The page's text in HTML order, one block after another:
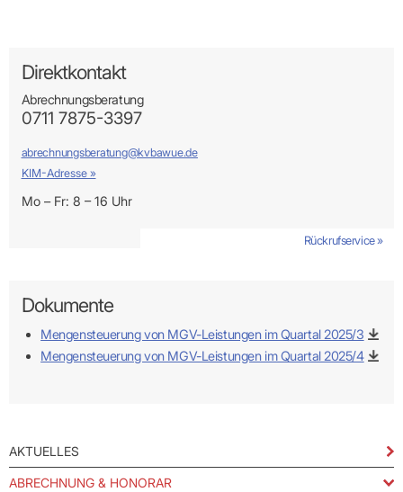
AKTUELLES
ABRECHNUNG & HONORAR
Direktkontakt
Abrechnungsberatung
0711 7875-3397
abrechnungsberatung@kvbawue.de
Wichtig:Damit Nachrichten bei einem KIM-Adressaten
übermittelt werden (funktioniert nicht aus dem freien Internet).
KIM-Adresse »
Mo – Fr: 8 – 16 Uhr
Rückrufservice »
Dokumente
Mengensteuerung von MGV-Leistungen im Quartal 2025/3
Mengensteuerung von MGV-Leistungen im Quartal 2025/4